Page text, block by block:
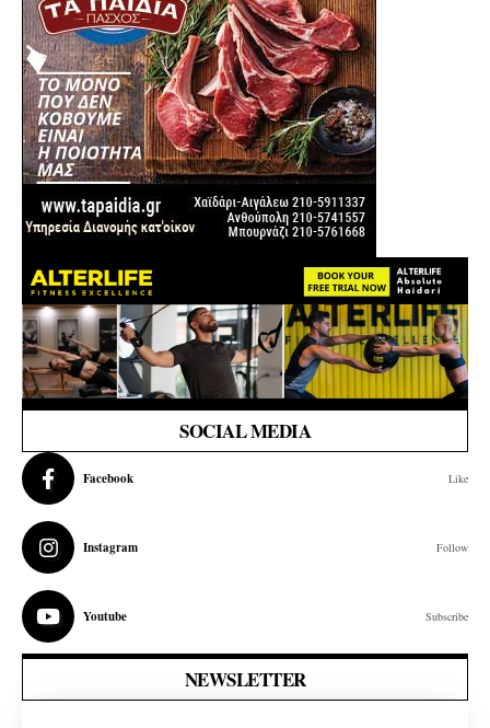
SOCIAL MEDIA
Facebook Like
Instagram Follow
Youtube Subscribe
NEWSLETTER